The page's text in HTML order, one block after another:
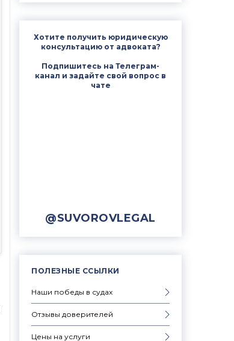
Хотите получить юридическую
консультацию от адвоката?
Подпишитесь на Телеграм-
канал и задайте свой вопрос в
чате
@SUVOROVLEGAL
ПОЛЕЗНЫЕ ССЫЛКИ
Наши победы в судах
Отзывы доверителей
Цены на услуги